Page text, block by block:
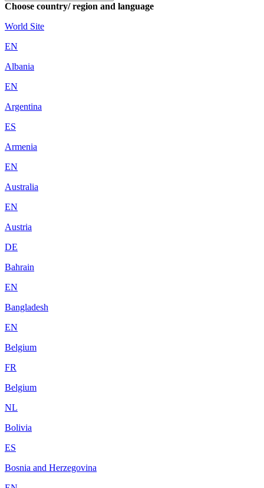
Choose country/ region and language
World Site
EN
Albania
EN
Argentina
ES
Armenia
EN
Australia
EN
Austria
DE
Bahrain
EN
Bangladesh
EN
Belgium
FR
Belgium
NL
Bolivia
ES
Bosnia and Herzegovina